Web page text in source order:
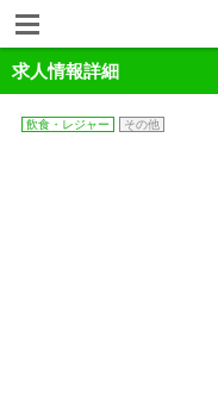
求人情報詳細
飲食・レジャー その他